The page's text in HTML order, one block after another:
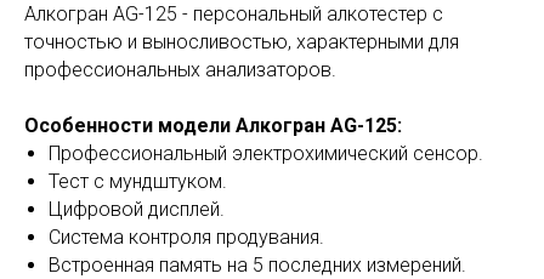
Алкогран AG-125 - персональный алкотестер с
точностью и выносливостью, характерными для
профессиональных анализаторов.
Особенности модели Алкогран AG-125:
Профессиональный электрохимический сенсор.
Тест с мундштуком.
Цифровой дисплей.
Система контроля продувания.
Встроенная память на 5 последних измерений.